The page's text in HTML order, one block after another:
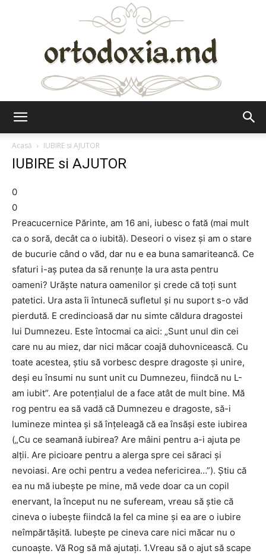
Acasă
IUBIRE si AJUTOR
IUBIRE si AJUTOR
0
0
Preacucernice Părinte, am 16 ani, iubesc o fată (mai mult
ca o soră, decât ca o iubită). Deseori o visez şi am o stare
de bucurie când o văd, dar nu e ea buna samariteancă. Ce
sfaturi i-aş putea da să renunţe la ura asta pentru
oameni? Urăşte natura oamenilor şi crede că toţi sunt
patetici. Ura asta îi întunecă sufletul şi nu suport s-o văd
pierdută. E credincioasă dar nu simte căldura dragostei
lui Dumnezeu. Este întocmai ca aici: „Sunt unul din cei
care nu au miez, dar nici măcar coajă duhovnicească. Cu
toate acestea, ştiu să vorbesc despre dragoste şi unire,
deşi eu însumi nu sunt unit cu Dumnezeu, fiindcă nu L-
am iubit”. Are potenţialul de a face atât de mult bine. Mă
rog pentru ea să vadă că Dumnezeu e dragoste, să-i
lumineze mintea şi să înţeleagă că ea însăşi este iubirea
(„Cu ce seamană iubirea? Are mâini pentru a-i ajuta pe
alţii. Are picioare pentru a alerga spre cei săraci și
nevoiasi. Are ochi pentru a vedea nefericirea…”). Ştiu că
ea nu mă iubeşte pe mine, mă vede doar ca un copil
enervant, la început nu ne sufeream, vreau să ştie că
cineva o iubeşte fiindcă la fel ca mine şi ea are o iubire
neîmpărtăşită. Iubeşte pe cineva care nici măcar nu o
cunoaşte. Vă Rog să mă ajutaţi. 1.Vreau să o ajut să scape